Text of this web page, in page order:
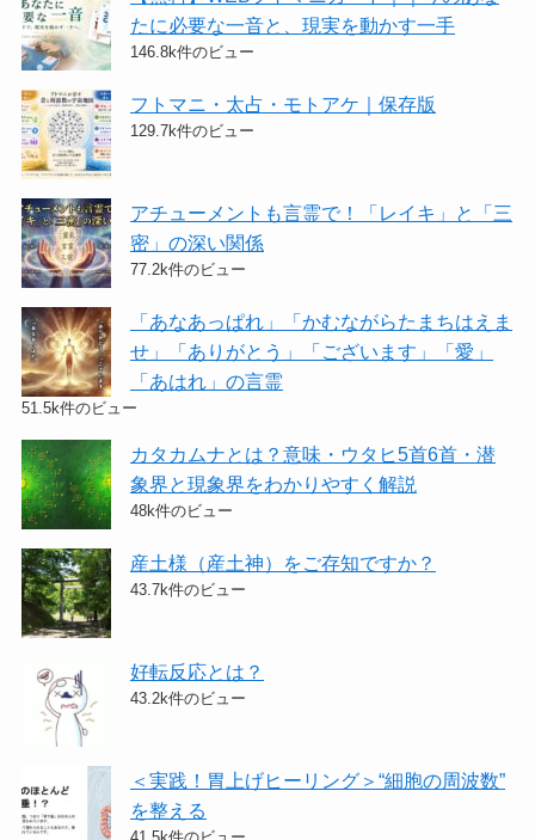
たに必要な一音と、現実を動かす一手
146.8k件のビュー
フトマニ・太占・モトアケ｜保存版
129.7k件のビュー
アチューメントも言霊で！「レイキ」と「三
密」の深い関係
77.2k件のビュー
「あなあっぱれ」「かむながらたまちはえま
せ」「ありがとう」「ございます」「愛」
「あはれ」の言霊
51.5k件のビュー
カタカムナとは？意味・ウタヒ5首6首・潜
象界と現象界をわかりやすく解説
48k件のビュー
産土様（産土神）をご存知ですか？
43.7k件のビュー
好転反応とは？
43.2k件のビュー
＜実践！胃上げヒーリング＞​“細胞の周波数”
を整える